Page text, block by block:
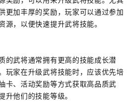
更加丰厚的奖励，玩家可以通过参加
，以便快速提升武将技能。
的武将通常拥有更高的技能成长潜
玩家在升级武将技能时，应该优先培
卡、活动奖励等方式获取高品质武
他们的技能等级。